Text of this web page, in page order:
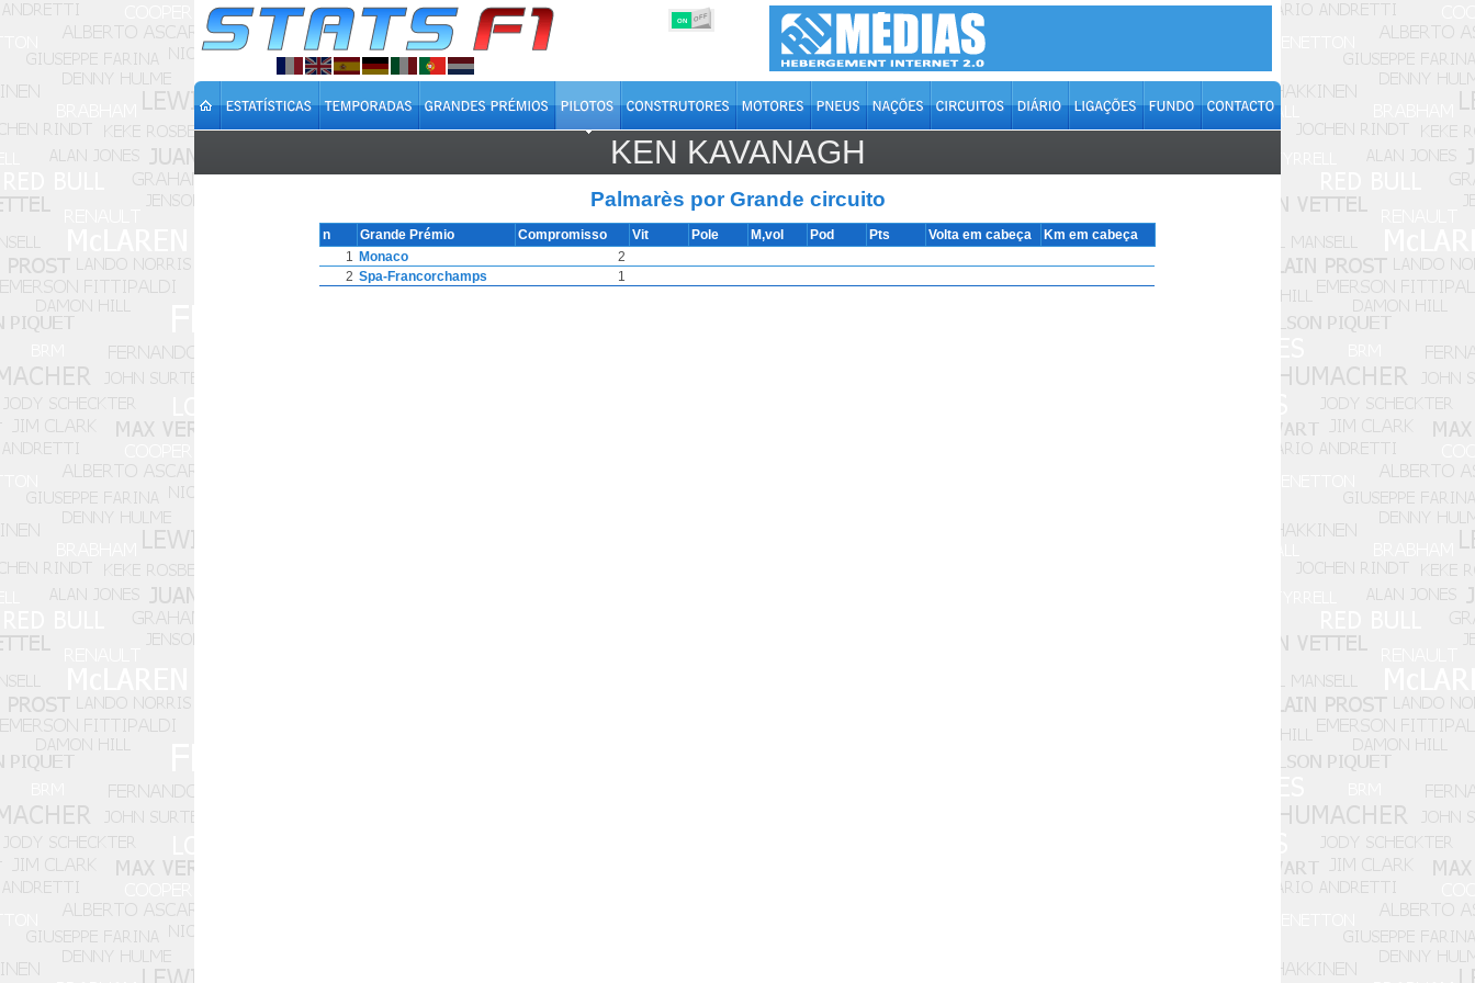
ON OFF
KEN KAVANAGH
Palmarès por Grande circuito
n Grande Prémio Compromisso Vit Pole M,vol Pod Pts Volta em cabeça
Km em cabeça
1 Monaco
2
2 Spa-Francorchamps 1